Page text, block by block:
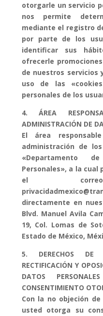
otorgarle un servicio
nos permite
mediante el registro
por parte de los
identificar sus
ofrecerle
de nuestros servicios
uso de las
personales de los
4. ÁREA
ADMINISTRACIÓN DE
El área
administración de
«Departamento
Personales», a la
el correo
directamente en
Blvd. Manuel Avila
19, Col. Lomas de
Estado de México,
5. DERECHOS DE
RECTIFICACIÓN Y
DATOS
CONSENTIMIENTO
Con la no objeción
usted otorga su